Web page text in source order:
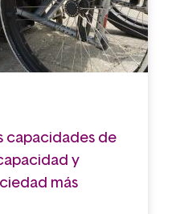
capacidades de
y
más